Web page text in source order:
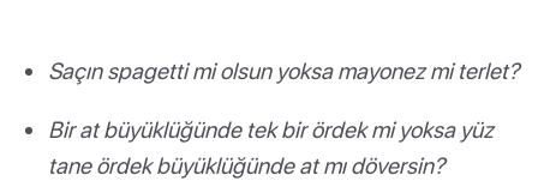
Saçın spagetti mi olsun yoksa mayonez mi terlet?
Bir at büyüklüğünde tek bir ördek mi yoksa yüz
tane ördek büyüklüğünde at mı döversin?